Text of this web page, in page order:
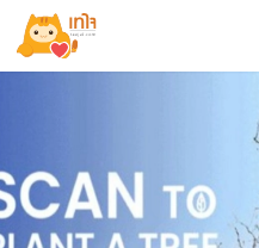
รู้จักเทใจ
ผู้บริจาค
การลดหย่อนภาษี